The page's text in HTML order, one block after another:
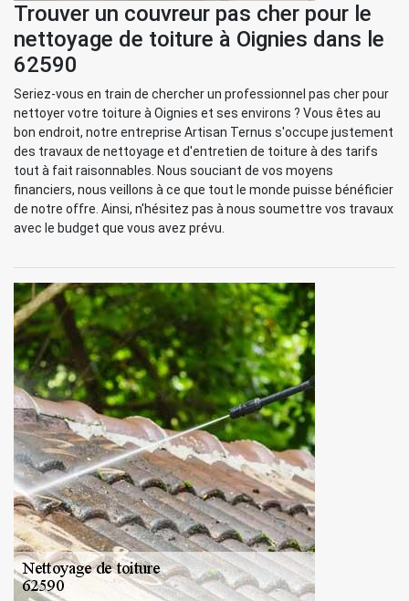
Trouver un couvreur pas cher pour le
nettoyage de toiture à Oignies dans le
62590
Seriez-vous en train de chercher un professionnel pas cher pour
nettoyer votre toiture à Oignies et ses environs ? Vous êtes au
bon endroit, notre entreprise Artisan Ternus s'occupe justement
des travaux de nettoyage et d'entretien de toiture à des tarifs
tout à fait raisonnables. Nous souciant de vos moyens
financiers, nous veillons à ce que tout le monde puisse bénéficier
de notre offre. Ainsi, n'hésitez pas à nous soumettre vos travaux
avec le budget que vous avez prévu.